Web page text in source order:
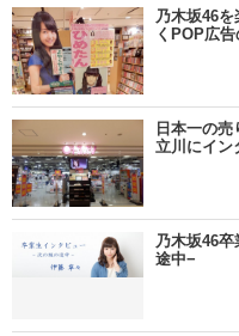
乃木坂46
くPOP広告
日本一の
立川にイン
乃木坂46
途中−